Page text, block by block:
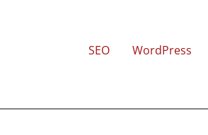
SEO WordPress